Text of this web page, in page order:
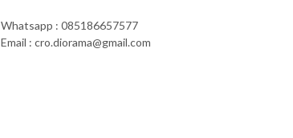
Whatsapp : 085186657577
Email : cro.diorama@gmail.com